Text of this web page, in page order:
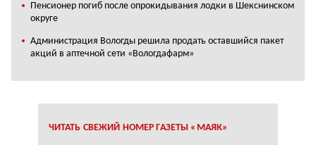
Пенсионер погиб после опрокидывания лодки в Шекснинском
округе
Администрация Вологды решила продать оставшийся пакет
акций в аптечной сети «Вологдафарм»
ЧИТАТЬ СВЕЖИЙ НОМЕР ГАЗЕТЫ «МАЯК»